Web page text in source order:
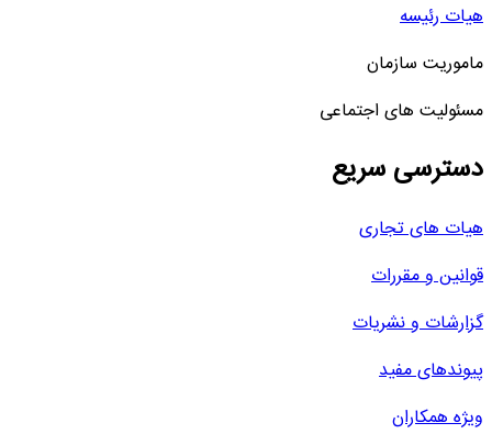
هیات رئیسه
ماموریت سازمان
مسئولیت های اجتماعی
دسترسی سریع
هیات های تجاری
قوانین و مقررات
گزارشات و نشریات
پیوندهای مفید
ویژه همکاران